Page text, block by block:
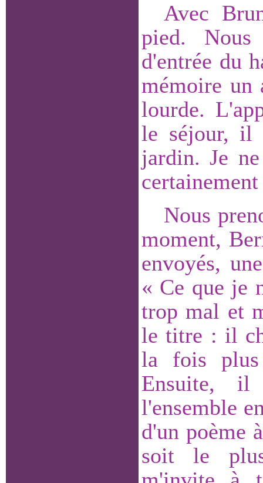
Avec
pied.
d'entrée du
mémoire un
lourde.
le séjour, il
jardin. Je
Nous
moment,
envoyés,
« Ce que je
trop mal et
le titre : il
la fois plus
Ensuite, il
l'ensemble
d'un poème
soit le